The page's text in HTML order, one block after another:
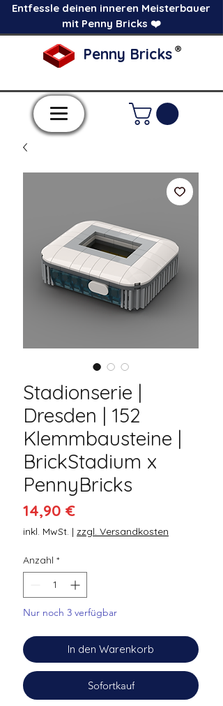
Entfessle deinen inneren Meisterbauer
mit Penny Bricks ❤️
Penny Bricks ®
Stadionserie |
Dresden | 152
Klemmbausteine |
BrickStadium x
PennyBricks
14,90 €Preis
inkl. MwSt. | zzgl. Versandkosten
Anzahl *
Nur noch 3 verfügbar
In den Warenkorb
Sofortkauf